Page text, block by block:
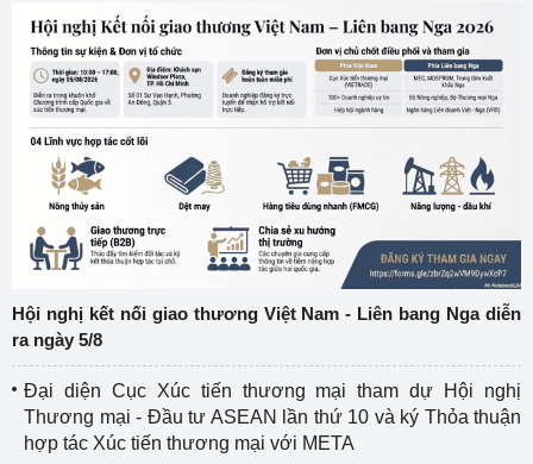
Hội nghị kết nối giao thương Việt Nam - Liên bang Nga diễn
ra ngày 5/8
Đại diện Cục Xúc tiến thương mại tham dự Hội nghị
Thương mại - Đầu tư ASEAN lần thứ 10 và ký Thỏa thuận
hợp tác Xúc tiến thương mại với META